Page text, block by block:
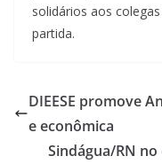
solidários aos
partida.
DIEESE promove
e econômica
Sindágua/RN